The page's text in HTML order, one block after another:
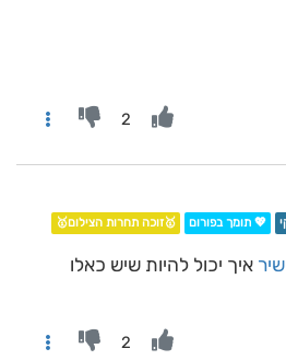
2
💖 תומך בפורום 🥇זוכה תחרות הצילום🥇
איך יכול להיות שיש כאלו
2